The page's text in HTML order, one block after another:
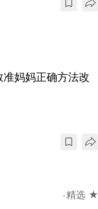
妈妈正确方法改
精选 ★